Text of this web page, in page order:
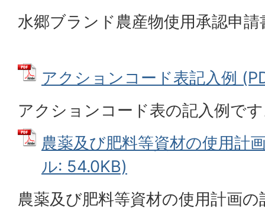
水郷ブランド農産物使用承認申
アクションコード表記入例
アクションコード表の記入例で
農薬及び肥料等資材の使用計
ル: 54.0KB)
農薬及び肥料等資材の使用計画